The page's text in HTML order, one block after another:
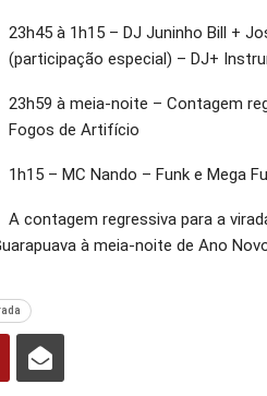
23h45 à 1h15 – DJ Juninho Bill +
(participação especial) – DJ+
23h59 à meia-noite – Contagem
Fogos de Artifício
1h15 – MC Nando – Funk e Mega
A contagem regressiva para a
à meia-noite de Ano